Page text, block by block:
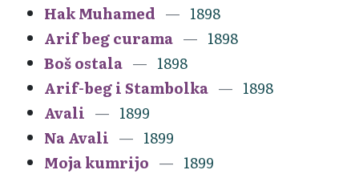
Hak Muhamed
1898
Arif beg curama
1898
Boš ostala
1898
Arif-beg i Stambolka
1898
Avali
1899
Na Avali
1899
Moja kumrijo
1899